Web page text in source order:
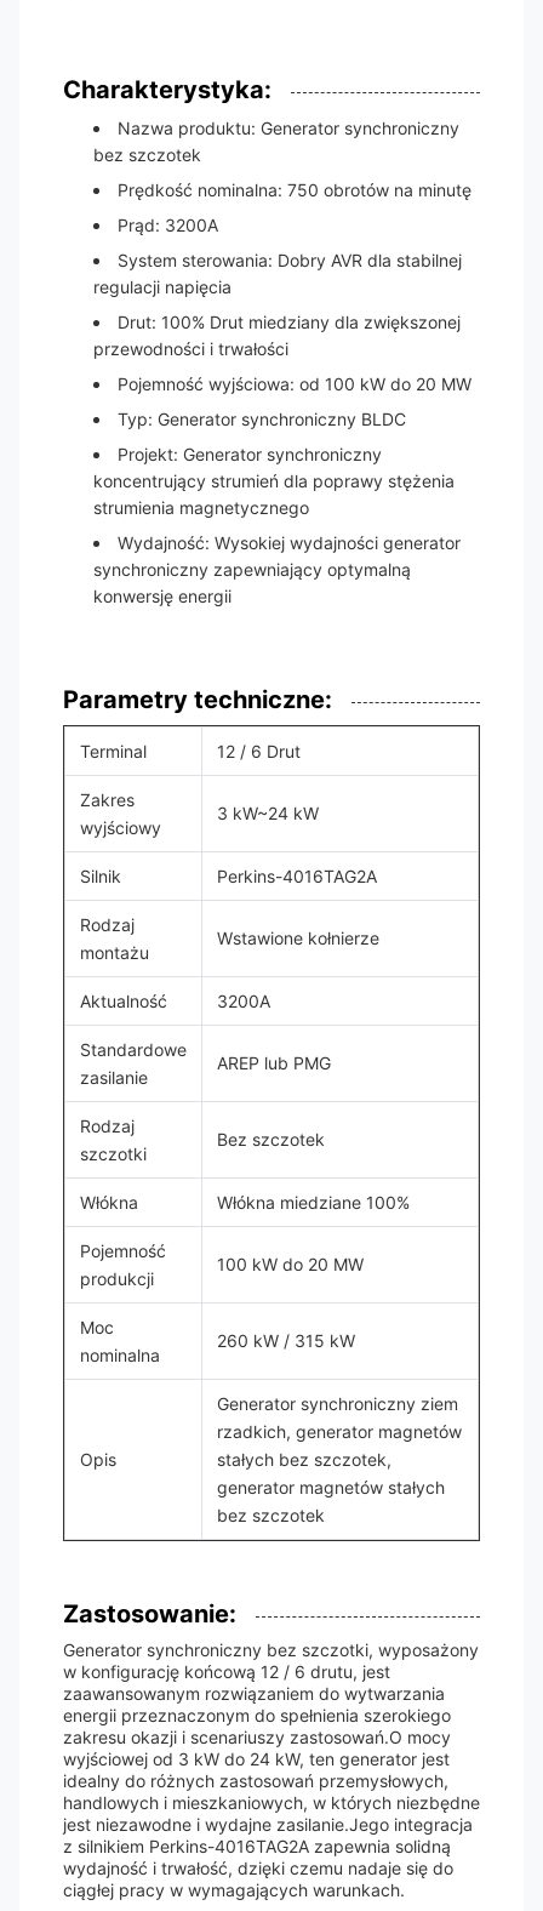
Charakterystyka:
Nazwa produktu: Generator synchroniczny
bez szczotek
Prędkość nominalna: 750 obrotów na minutę
Prąd: 3200A
System sterowania: Dobry AVR dla stabilnej
regulacji napięcia
Drut: 100% Drut miedziany dla zwiększonej
przewodności i trwałości
Pojemność wyjściowa: od 100 kW do 20 MW
Typ: Generator synchroniczny BLDC
Projekt: Generator synchroniczny
koncentrujący strumień dla poprawy stężenia
strumienia magnetycznego
Wydajność: Wysokiej wydajności generator
synchroniczny zapewniający optymalną
konwersję energii
Parametry techniczne:
Terminal 12 / 6 Drut
Zakres
wyjściowy
3 kW~24 kW
Silnik Perkins-4016TAG2A
Rodzaj
montażu
Wstawione kołnierze
Aktualność 3200A
Standardowe
zasilanie
AREP lub PMG
Rodzaj
szczotki
Bez szczotek
Włókna Włókna miedziane 100%
Pojemność
produkcji
100 kW do 20 MW
Moc
nominalna
260 kW / 315 kW
Opis
Generator synchroniczny ziem
rzadkich, generator magnetów
stałych bez szczotek,
generator magnetów stałych
bez szczotek
Zastosowanie:
Generator synchroniczny bez szczotki, wyposażony
w konfigurację końcową 12 / 6 drutu, jest
zaawansowanym rozwiązaniem do wytwarzania
energii przeznaczonym do spełnienia szerokiego
zakresu okazji i scenariuszy zastosowań.O mocy
wyjściowej od 3 kW do 24 kW, ten generator jest
idealny do różnych zastosowań przemysłowych,
handlowych i mieszkaniowych, w których niezbędne
jest niezawodne i wydajne zasilanie.Jego integracja
z silnikiem Perkins-4016TAG2A zapewnia solidną
wydajność i trwałość, dzięki czemu nadaje się do
ciągłej pracy w wymagających warunkach.